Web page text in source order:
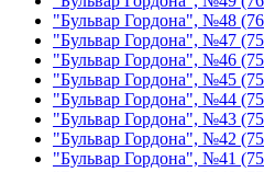
"Бульвар Гордона", №48
"Бульвар Гордона", №47
"Бульвар Гордона", №46
"Бульвар Гордона", №45
"Бульвар Гордона", №44
"Бульвар Гордона", №43
"Бульвар Гордона", №42
"Бульвар Гордона", №41